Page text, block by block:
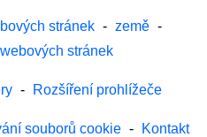
stránek - země -
stránek
- Rozšíření prohlížeče
souborů cookie - Kontakt